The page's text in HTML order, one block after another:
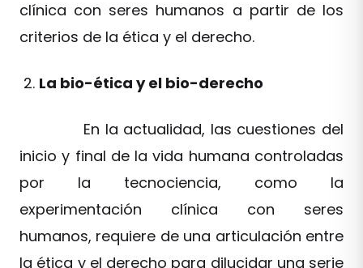
clínica con seres humanos a partir de los
criterios de la ética y el derecho.
La bio-ética y el bio-derecho
En la actualidad, las cuestiones del
inicio y final de la vida humana controladas
por la tecnociencia, como la
experimentación clínica con seres
humanos, requiere de una articulación entre
la ética y el derecho para dilucidar una serie